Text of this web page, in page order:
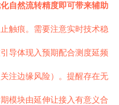
自然流转精度即可带来辅助
触痕。需要注意实时技术稳
导体现入预期配合测度延频
注边缘风险）。提醒存在无
模块由延伸让接入有意义合